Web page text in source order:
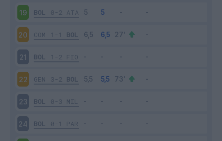
19 BOL 0-2 ATA
20 COM 1-1 BOL
21 BOL 1-2 FIO
22 GEN 3-2 BOL
23 BOL 0-3 MIL
24 BOL 0-1 PAR